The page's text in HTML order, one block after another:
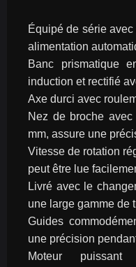
Équipé de série
alimentation
Banc prismatique
induction et rectifié
Axe durci avec
Nez de broche
mm, assure une
Vitesse de rotation
peut être lue
Livré avec le
une large gamme de
Guides
une précision
Moteur